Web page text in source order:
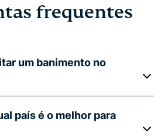
frequentes
um banimento no
país é o melhor para